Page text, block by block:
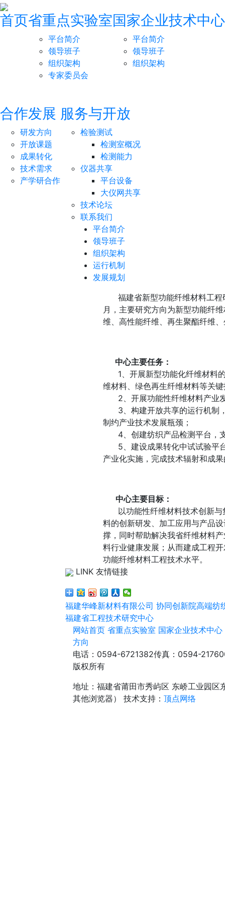
首页省重点实验室
平台简介
领导班子
组织架构
专家委员会
国家企业技术中心
平台简介
领导班子
组织架构
合作发展
研发方向
开放课题
成果转化
技术需求
产学研合作
服务与开放
检验测试
检测室概况
检测能力
仪器共享
平台设备
大仪网共享
技术论坛
联系我们
平台简介
领导班子
组织架构
运行机制
发展规划
福建省新型功能纤维材料工
月，主要研究方向为新型功能纤
维、高性能纤维、再生聚酯纤维
中心主要任务：
1、开展新型功能化纤维材料
维材料、绿色再生纤维材料等关
2、开展功能性纤维材料产业
3、构建开放共享的运行机制
制约产业技术发展瓶颈；
4、创建纺织产品检测平台，
5、建设成果转化中试试验平
产业化实施，完成技术辐射和成
中心主要目标：
以功能性纤维材料技术创新
料的创新研发、加工应用与产品
撑，同时帮助解决我省纤维材料
料行业健康发展；从而建成工程
功能纤维材料工程技术水平。
LINK 友情链接
福建华峰新材料有限公司 协同创新院高端纺
福建省工程技术研究中心
网站首页 省重点实验室 国家企业技术中心
方向
电话：0594-6721382传真：0594-
版权所有
地址：福建省莆田市秀屿区 东峤工业园区
其他浏览器）
技术支持： 顶点网络